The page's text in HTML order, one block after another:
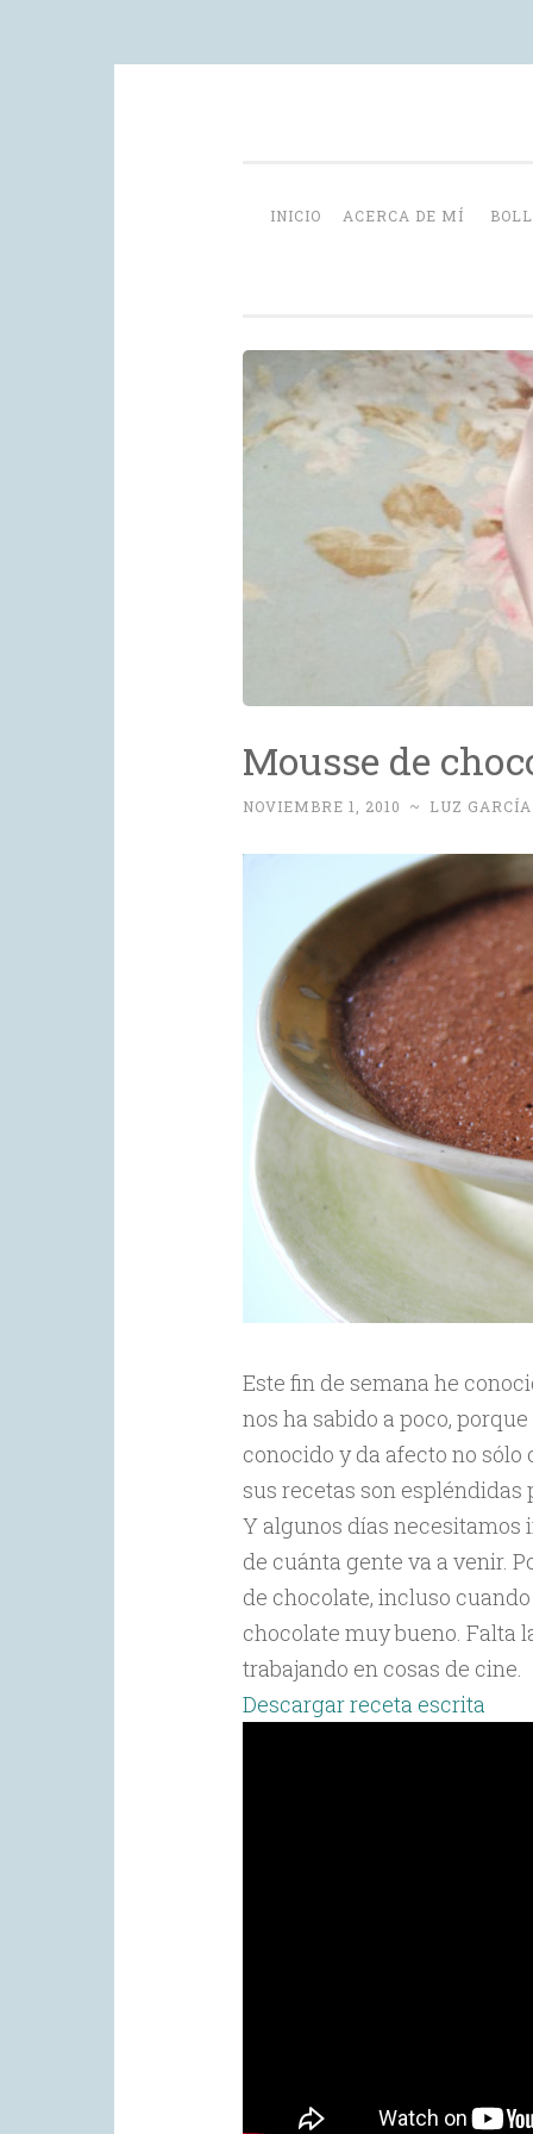
content
INICIO ACERCA DE MÍ
Mousse de
NOVIEMBRE 1, 2010 ~ LUZ GARCÍA
Este fin de semana he
nos ha sabido a poco,
conocido y da afecto no
sus recetas son espléndidas
Y algunos días necesitamos
de cuánta gente va a venir.
de chocolate, incluso
chocolate muy bueno. Falta
trabajando en cosas de cine.
Descargar receta escrita